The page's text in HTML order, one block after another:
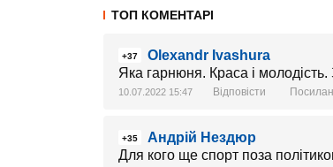
ТОП КОМЕНТАРІ
+37
Olexandr Ivashura
Яка гарнюня. Краса і
10.07.2022 15:47 Відповісти
+35
Андрій Нездюр
Для кого ще спорт поза